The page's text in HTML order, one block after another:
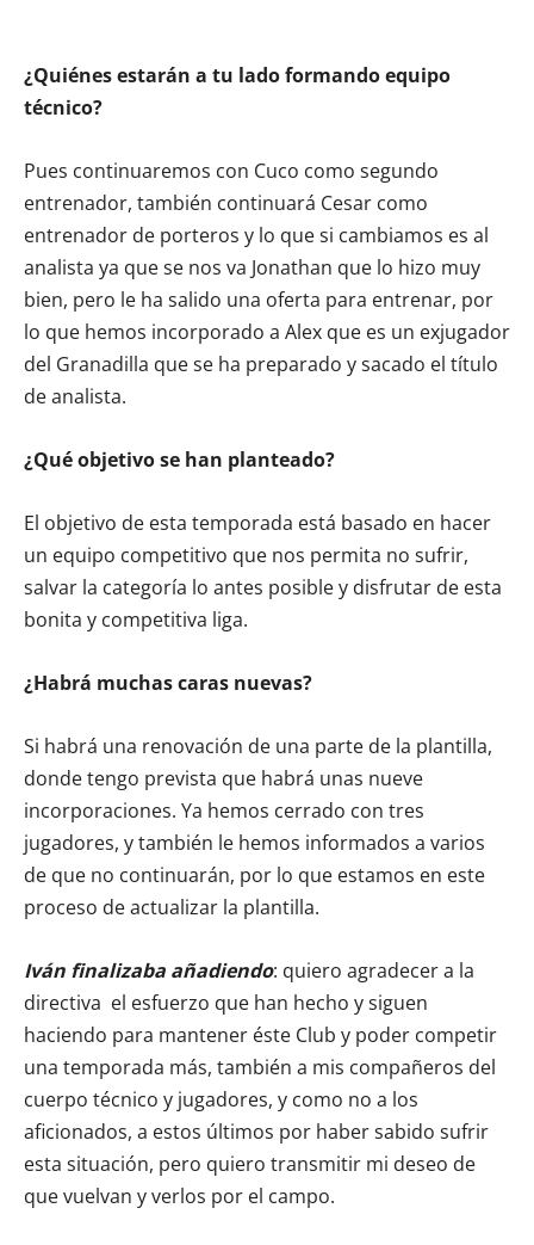
¿Quiénes estarán a tu lado formando equipo
técnico?
Pues continuaremos con Cuco como segundo
entrenador, también continuará Cesar como
entrenador de porteros y lo que si cambiamos es al
analista ya que se nos va Jonathan que lo hizo muy
bien, pero le ha salido una oferta para entrenar, por
lo que hemos incorporado a Alex que es un exjugador
del Granadilla que se ha preparado y sacado el título
de analista.
¿Qué objetivo se han planteado?
El objetivo de esta temporada está basado en hacer
un equipo competitivo que nos permita no sufrir,
salvar la categoría lo antes posible y disfrutar de esta
bonita y competitiva liga.
¿Habrá muchas caras nuevas?
Si habrá una renovación de una parte de la plantilla,
donde tengo prevista que habrá unas nueve
incorporaciones. Ya hemos cerrado con tres
jugadores, y también le hemos informados a varios
de que no continuarán, por lo que estamos en este
proceso de actualizar la plantilla.
Iván finalizaba añadiendo: quiero agradecer a la
directiva el esfuerzo que han hecho y siguen
haciendo para mantener éste Club y poder competir
una temporada más, también a mis compañeros del
cuerpo técnico y jugadores, y como no a los
aficionados, a estos últimos por haber sabido sufrir
esta situación, pero quiero transmitir mi deseo de
que vuelvan y verlos por el campo.